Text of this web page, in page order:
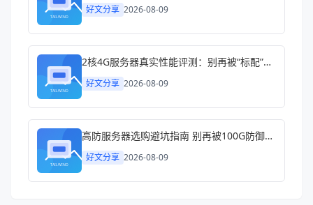
好文分享 2026-08-09
2核4G服务器真实性能评测：别再被“标配”忽悠了
好文分享 2026-08-09
高防服务器选购避坑指南 别再被100G防御忽悠了
好文分享 2026-08-09